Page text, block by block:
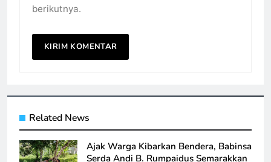
berikutnya.
Related News
Ajak Warga Kibarkan Bendera, Babinsa
Serda Andi B. Rumpaidus Semarakkan